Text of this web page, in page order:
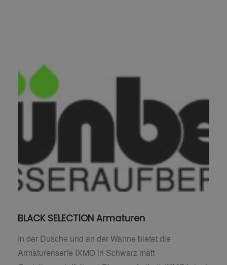
BLACK SELECTION Armaturen
In der Dusche und an der Wanne bietet die
Armaturenserie IXMO in Schwarz matt